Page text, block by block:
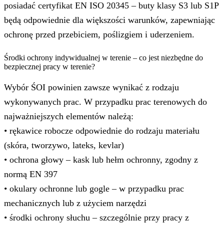
posiadać certyfikat EN ISO 20345 – buty klasy S3 lub S1P
będą odpowiednie dla większości warunków, zapewniając
ochronę przed przebiciem, poślizgiem i uderzeniem.
Środki ochrony indywidualnej w terenie – co jest niezbędne do
bezpiecznej pracy w terenie?
Wybór ŚOI powinien zawsze wynikać z rodzaju
wykonywanych prac. W przypadku prac terenowych do
najważniejszych elementów należą:
• rękawice robocze odpowiednie do rodzaju materiału
(skóra, tworzywo, lateks, kevlar)
• ochrona głowy – kask lub hełm ochronny, zgodny z
normą EN 397
• okulary ochronne lub gogle – w przypadku prac
mechanicznych lub z użyciem narzędzi
• środki ochrony słuchu – szczególnie przy pracy z